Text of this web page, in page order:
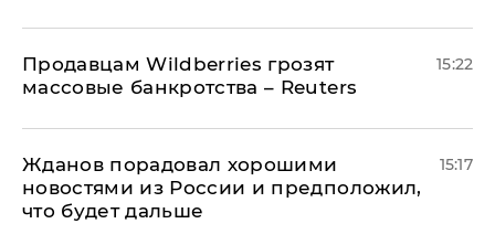
Продавцам Wildberries грозят
массовые банкротства – Reuters
15:22
Жданов порадовал хорошими
новостями из России и предположил,
что будет дальше
15:17